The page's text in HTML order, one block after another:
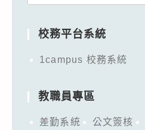
校務平台系統
1campus 校務系統
教職員專區
差勤系統 公文簽核